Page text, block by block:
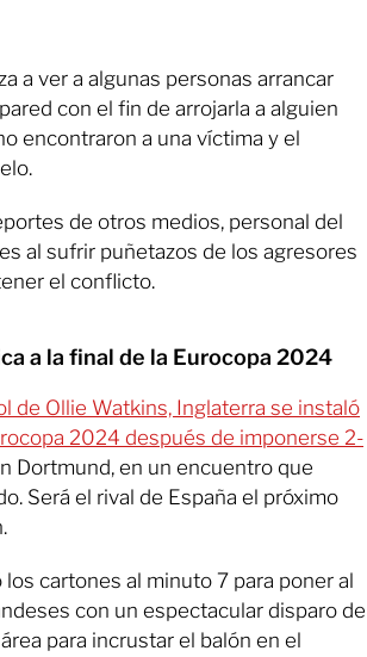
a ver a algunas personas arrancar
con el fin de arrojarla a alguien
encontraron a una víctima y el
de otros medios, personal del
al sufrir puñetazos de los agresores
el conflicto.
a la final de la Eurocopa 2024
de Ollie Watkins, Inglaterra se instaló
2024 después de imponerse 2-
Dortmund, en un encuentro que
Será el rival de España el próximo
los cartones al minuto 7 para poner al
con un espectacular disparo de
para incrustar el balón en el